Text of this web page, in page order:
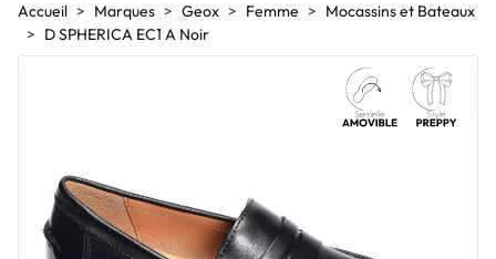
Accueil Marques Geox Femme
Mocassins et Bateaux
D SPHERICA EC1 A Noir